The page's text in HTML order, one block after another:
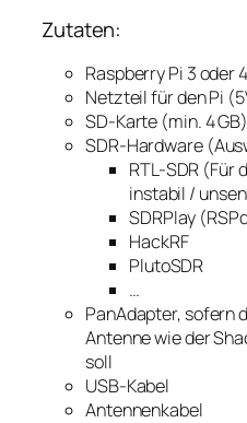
Zutaten:
Raspberry Pi 3 oder 4
Netzteil für den Pi
SD-Karte (min. 4 GB)
SDR-Hardware
RTL-SDR (Für
instabil /
SDRPlay
HackRF
PlutoSDR
…
PanAdapter, sofern
Antenne wie der
soll
USB-Kabel
Antennenkabel